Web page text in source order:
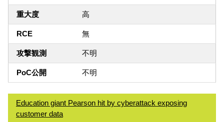
重大度 高
RCE 無
攻撃観測 不明
PoC公開 不明
Education giant Pearson hit by cyberattack exposing
customer data